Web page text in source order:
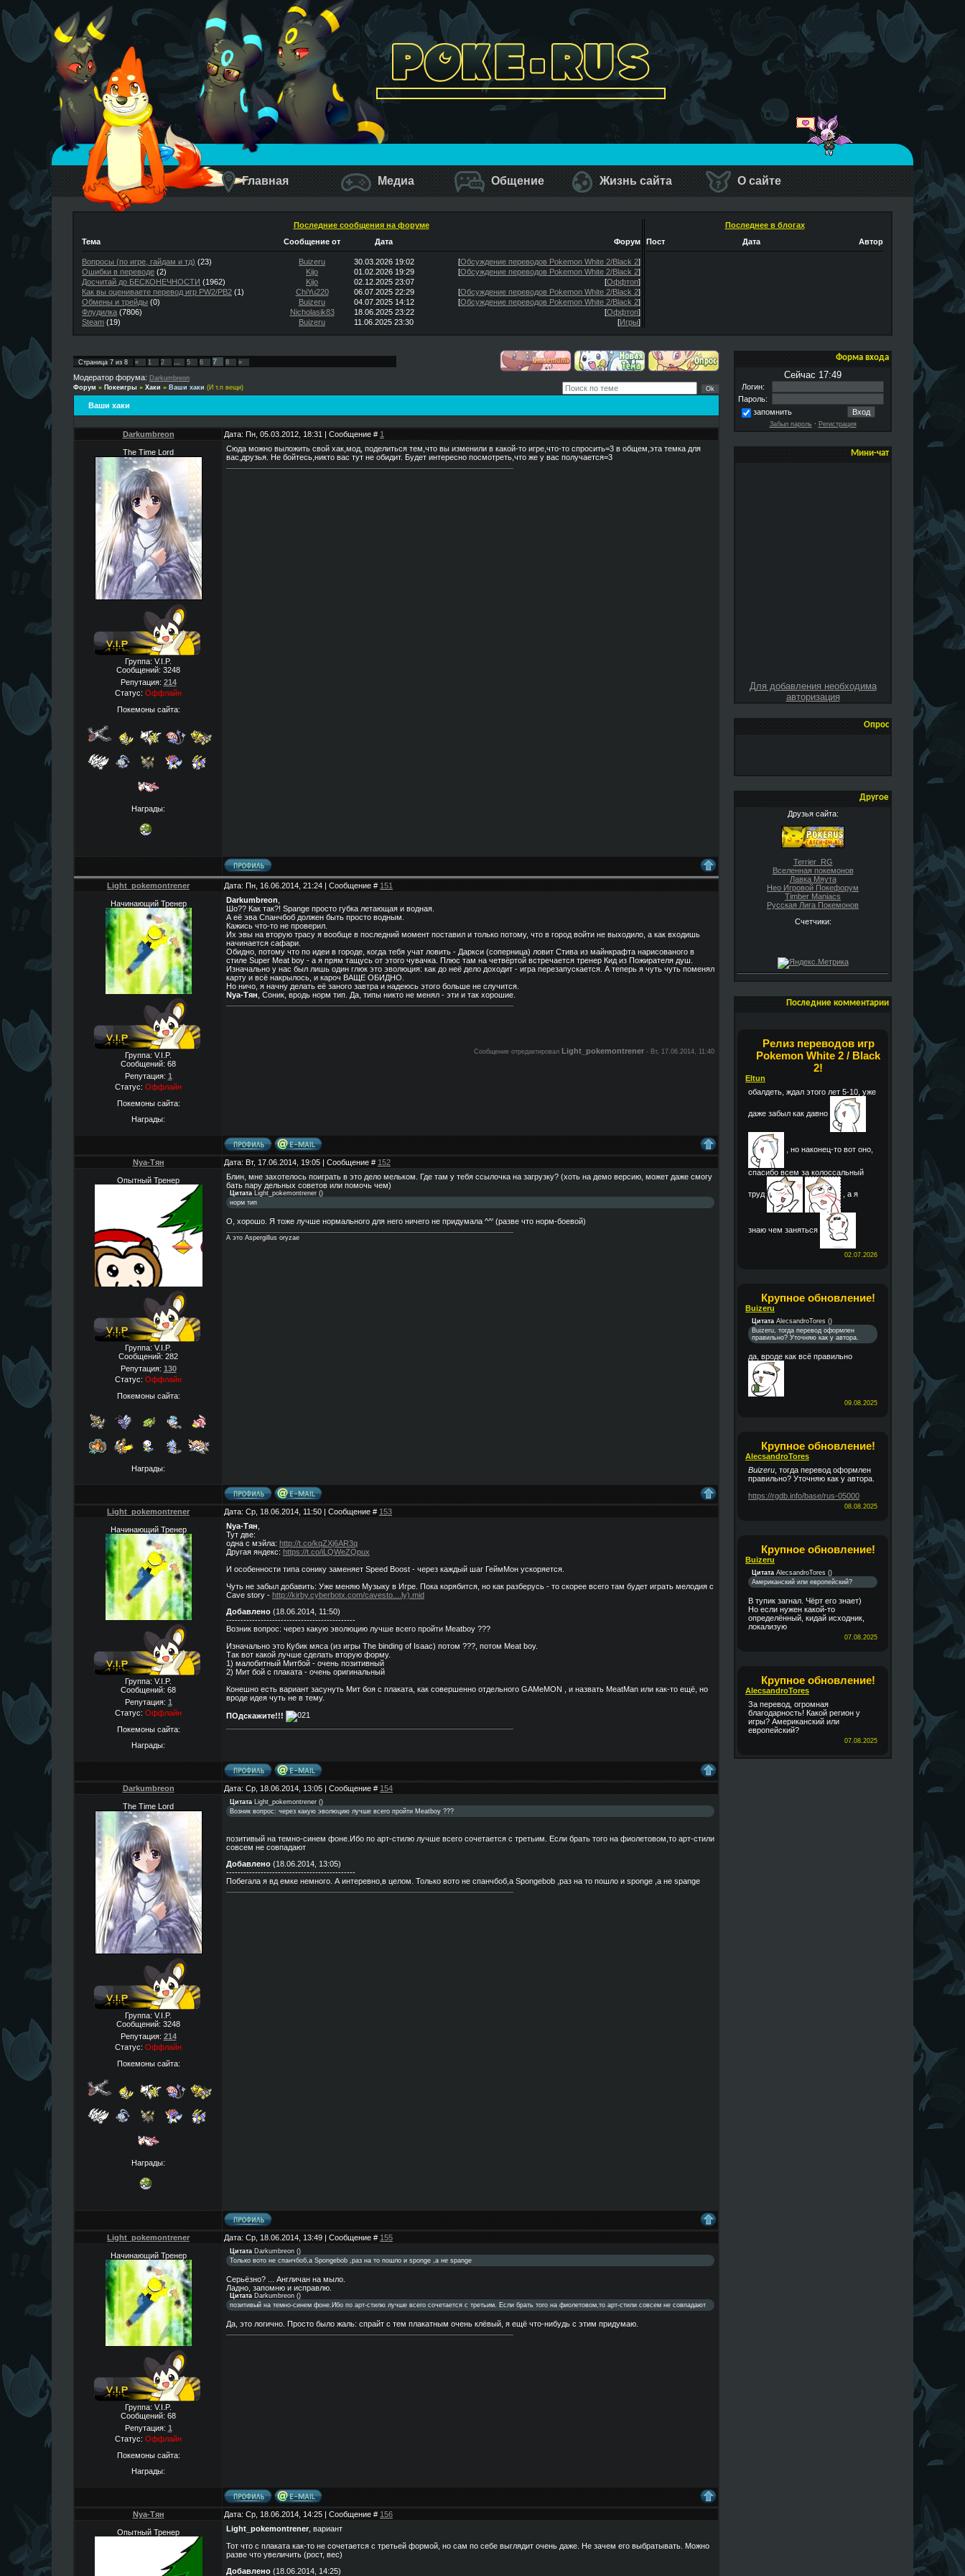
Главная Медиа Общение Жизнь сайта О сайте
Последние сообщения на форуме
Тема
Сообщение от Дата Форум
Вопросы (по игре, гайдам и тд) (23) Buizeru 30.03.2026 19:02 [Обсуждение переводов Pokemon White 2/Black 2]
Ошибки в переводе (2) Kijo 01.02.2026 19:29 [Обсуждение переводов Pokemon White 2/Black 2]
Досчитай до БЕСКОНЕЧНОСТИ (1962) Kijo 02.12.2025 23:07 [Оффтоп]
Как вы оцениваете перевод игр PW2/PB2 (1) ChiYu220 06.07.2025 22:29 [Обсуждение переводов Pokemon White 2/Black 2]
Обмены и трейды (0) Buizeru 04.07.2025 14:12 [Обсуждение переводов Pokemon White 2/Black 2]
Флудилка (7806) Nicholasik83 18.06.2025 23:22 [Оффтоп]
Steam (19) Buizeru 11.06.2025 23:30 [Игры]
Последнее в блогах
Пост
Дата Автор
Форма входа
Сейчас 17:49
Логин:
Пароль:
запомнить
Забыл пароль· Регистрация
Мини-чат
Для добавления необходима
авторизация
Опрос
Другое
Друзья сайта:
Terrier_RG
Вселенная покемонов
Лавка Мяута
Нео Игровой Покефорум
Timber Maniacs
Русская Лига Покемонов
Счетчики:
Последние комментарии
Релиз переводов игр
Pokemon White 2 / Black
2!
Eltun
обалдеть, ждал этого лет 5-10, уже
даже забыл как давно
, но наконец-то вот оно,
спасибо всем за колоссальный
труд , а я
знаю чем заняться
02.07.2026
Крупное обновление!
Buizeru
Цитата AlecsandroTores ()
Buizeru, тогда перевод оформлен
правильно? Уточняю как у автора.
да, вроде как всё правильно
09.08.2025
Крупное обновление!
AlecsandroTores
Buizeru , тогда перевод оформлен
правильно? Уточняю как у автора.
https://rgdb.info/base/rus-05000
08.08.2025
Крупное обновление!
Buizeru
Цитата AlecsandroTores ()
Американский или европейский?
В тупик загнал. Чёрт его знает)
Но если нужен какой-то
определённый, кидай исходник,
локализую
07.08.2025
Крупное обновление!
AlecsandroTores
За перевод, огромная
благодарность! Какой регион у
игры? Американский или
европейский?
07.08.2025
Страница 7 из 8 « 1 2 … 5 6 7 8 »
Модератор форума: Darkumbreon
Форум » Покеигры » Хаки » Ваши хаки (И т.п вещи)
Ваши хаки
Darkumbreon Дата: Пн, 05.03.2012, 18:31 | Сообщение # 1
The Time Lord
Группа: V.I.P.
Сообщений: 3248
Репутация: 214
Статус: Оффлайн
Покемоны сайта:
Награды:
Сюда можно выложить свой хак,мод, поделиться тем,что вы изменили в какой-то игре,что-то спросить=3 в общем,эта темка для
вас,друзья. Не бойтесь,никто вас тут не обидит. Будет интересно посмотреть,что же у вас получается=3
Light_pokemontrener Дата: Пн, 16.06.2014, 21:24 | Сообщение # 151
Начинающий Тренер
Группа: V.I.P.
Сообщений: 68
Репутация: 1
Статус: Оффлайн
Покемоны сайта:
Награды:
Darkumbreon
Шо?? Как так?! Spange просто губка летающая и водная.
А её эва Спанчбоб должен быть просто водным.
Кажись что-то не проверил.
Их эвы на вторую трасу я вообще в последний момент поставил и только потому, что в город войти не выходило, а как входишь
начинается сафари.
Обидно, потому что по идеи в городе, когда тебя учат ловить - Даркси (соперница) ловит Стива из майнкрафта нарисованого в
стиле Super Meat boy - а я прям тащусь от этого чувачка. Плюс там на четвёртой встречается тренер Кид из Пожирателя душ.
Изначально у нас был лишь один глюк это эволюция: как до неё дело доходит - игра перезапускается. А теперь я чуть чуть поменял
карту и всё накрылось, и кароч ВАЩЕ ОБИДНО.
Но ничо, я начну делать её заного завтра и надеюсь этого больше не случится.
Nya-Тян , Соник, вродь норм тип. Да, типы никто не менял - эти и так хорошие.
Сообщение отредактировал Light_pokemontrener - Вт, 17.06.2014, 11:40
Nya-Тян Дата: Вт, 17.06.2014, 19:05 | Сообщение # 152
Опытный Тренер
Группа: V.I.P.
Сообщений: 282
Репутация: 130
Статус: Оффлайн
Покемоны сайта:
Награды:
Блин, мне захотелось поиграть в это дело мельком. Где там у тебя ссылочка на загрузку? (хоть на демо версию, может даже смогу
бать пару дельных советов или помочь чем)
Цитата Light_pokemontrener ()
норм тип
О, хорошо. Я тоже лучше нормального для него ничего не придумала ^^' (разве что норм-боевой)
А это Aspergillus oryzae
Light_pokemontrener Дата: Ср, 18.06.2014, 11:50 | Сообщение # 153
Начинающий Тренер
Группа: V.I.P.
Сообщений: 68
Репутация: 1
Статус: Оффлайн
Покемоны сайта:
Награды:
Nya-Тян
Тут две:
одна с мэйла: http://t.co/kqZXj6AR3q
Другая яндекс: https://t.co/iLQWeZQpux
И особенности типа сонику заменяет Speed Boost - через каждый шаг ГеймМон ускоряется.
Чуть не забыл добавить: Уже меняю Музыку в Игре. Пока корябится, но как разберусь - то скорее всего там будет играть мелодия с
Cave story - http://kirby.cyberbotx.com/cavesto....ly).mid
Добавлено (18.06.2014, 11:50)
---------------------------------------------
Возник вопрос: через какую эволюцию лучше всего пройти Meatboy ???
Изначально это Кубик мяса (из игры The binding of Isaac) потом ???, потом Meat boy.
Так вот какой лучше сделать вторую форму.
1) малобитный Митбой - очень позитивный
2) Мит бой с плаката - очень оригинальный
Конешно есть вариант засунуть Мит боя с плаката, как совершенно отдельного GAMeMON , и назвать MeatMan или как-то ещё, но
вроде идея чуть не в тему.
ПОдскажите!!!
Darkumbreon Дата: Ср, 18.06.2014, 13:05 | Сообщение # 154
The Time Lord
Группа: V.I.P.
Сообщений: 3248
Репутация: 214
Статус: Оффлайн
Покемоны сайта:
Награды:
Цитата Light_pokemontrener ()
Возник вопрос: через какую эволюцию лучше всего пройти Meatboy ???
позитивый на темно-синем фоне.Ибо по арт-стилю лучше всего сочетается с третьим. Если брать того на фиолетовом,то арт-стили
совсем не совпадают
Добавлено (18.06.2014, 13:05)
---------------------------------------------
Побегала я вд емке немного. А интеревно,в целом. Только вото не спанчбоб,а Spongebob ,раз на то пошло и sponge ,а не spange
Light_pokemontrener Дата: Ср, 18.06.2014, 13:49 | Сообщение # 155
Начинающий Тренер
Группа: V.I.P.
Сообщений: 68
Репутация: 1
Статус: Оффлайн
Покемоны сайта:
Награды:
Цитата Darkumbreon ()
Только вото не спанчбоб,а Spongebob ,раз на то пошло и sponge ,а не spange
Серьёзно? ... Англичан на мыло.
Ладно, запомню и исправлю.
Цитата Darkumbreon ()
позитивый на темно-синем фоне.Ибо по арт-стилю лучше всего сочетается с третьим. Если брать того на фиолетовом,то арт-стили совсем не совпадают
Да, это логично. Просто было жаль: спрайт с тем плакатным очень клёвый, я ещё что-нибудь с этим придумаю.
Nya-Тян Дата: Ср, 18.06.2014, 14:25 | Сообщение # 156
Опытный Тренер Light_pokemontrener , вариант
Тот что с плаката как-то не сочетается с третьей формой, но сам по себе выглядит очень даже. Не зачем его выбратывать. Можно
разве что увеличить (рост, вес)
Добавлено (18.06.2014, 14:25)